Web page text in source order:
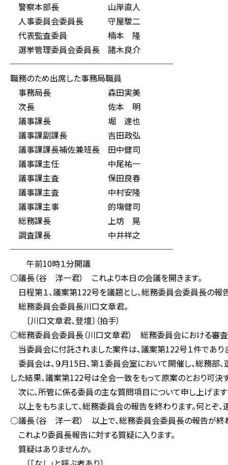
警察本部長 山岸直人
人事委員会委員長 守屋駿二
代表監査委員 楠本 隆
選挙管理委員会委員長 諸木良介
────────────────────
職務のため出席した事務局職員
事務局長 森田実美
次長 佐本 明
議事課長 堀 達也
議事課副課長 吉田政弘
議事課課長補佐兼班長 田中健司
議事課主任 中尾祐一
議事課主査 保田良春
議事課主査 中村安隆
議事課主事 的塲健司
総務課長 上坊 晃
調査課長 中井祥之
────────────────────
午前10時１分開議
○議長（谷 洋一君） これより本日の会議を開きます。
日程第１、議案第122号を議題とし、総務委員会委員長の報
総務委員会委員長川口文章君。
〔川口文章君、登壇〕（拍手）
○総務委員会委員長（川口文章君） 総務委員会における審査
当委員会に付託されました案件は、議案第122号１件であり
委員会は、９月15日、第１委員会室において開催し、総務
した結果、議案第122号は全会一致をもって原案のとおり可決
次に、所管に係る委員の主な質問項目について申し上げま
以上をもちまして、総務委員会の報告を終わります。何とぞ
○議長（谷 洋一君） 以上で、総務委員会委員長の報告が終
これより委員長報告に対する質疑に入ります。
質疑はありませんか。